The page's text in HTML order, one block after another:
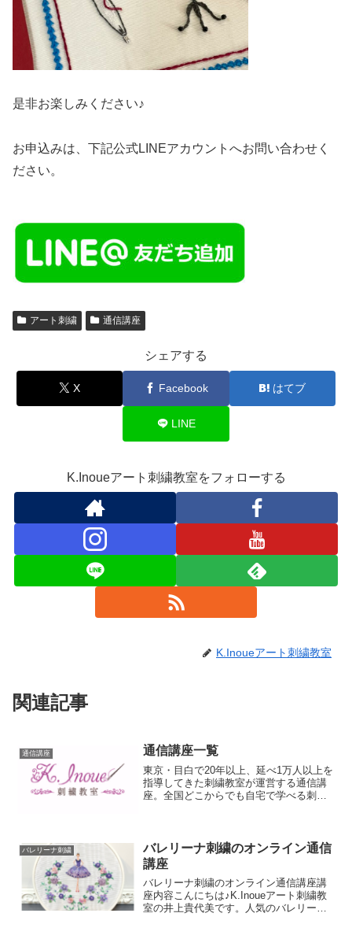
是非お楽しみください♪
お申込みは、下記公式LINEアカウントへお問い合わせく
ださい。
アート刺繍 通信講座
シェアする
X Facebook はてブ
LINE
K.Inoueアート刺繍教室をフォローする
K.Inoueアート刺繍教室
関連記事
通信講座 通信講座一覧
東京・目白で20年以上、延べ1万人以上を
指導してきた刺繍教室が運営する通信講
座。全国どこからでも自宅で学べる刺繍
バレリーナ刺繍
バレリーナ刺繍のオンライン通信
講座
バレリーナ刺繍のオンライン通信講座講
座内容こんにちは♪K.Inoueアート刺繍教
室の井上貴代美です。人気のバレリーナ